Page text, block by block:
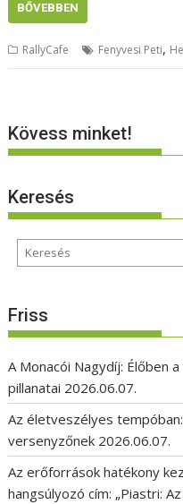
BŐVEBBEN
RallyCafe Fenyvesi Peti,
Kövess minket!
Keresés
Friss
A Monacói Nagydíj: Élőben
pillanatai 2026.06.07.
Az életveszélyes
versenyzőnek 2026.06.07.
Az erőforrások hatékony
hangsúlyozó cím: „Piastri: